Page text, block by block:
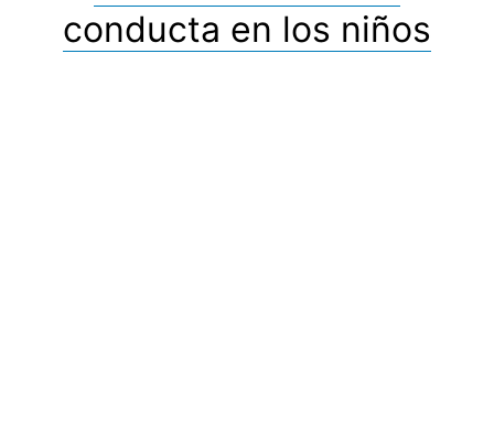
conducta en los niños